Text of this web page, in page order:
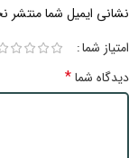
نشانی ایمیل شما منتشر
امتیاز شما
دیدگاه شما*